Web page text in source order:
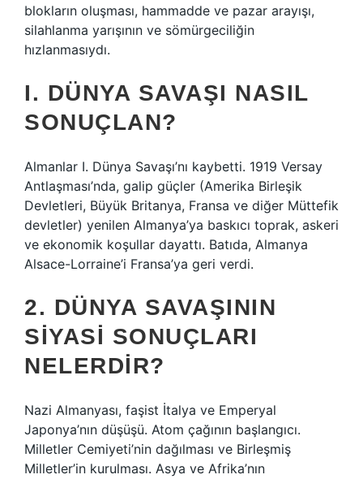
blokların oluşması, hammadde ve pazar arayışı,
silahlanma yarışının ve sömürgeciliğin
hızlanmasıydı.
I. DÜNYA SAVAŞI NASIL
SONUÇLAN?
Almanlar I. Dünya Savaşı’nı kaybetti. 1919 Versay
Antlaşması’nda, galip güçler (Amerika Birleşik
Devletleri, Büyük Britanya, Fransa ve diğer Müttefik
devletler) yenilen Almanya’ya baskıcı toprak, askeri
ve ekonomik koşullar dayattı. Batıda, Almanya
Alsace-Lorraine’i Fransa’ya geri verdi.
2. DÜNYA SAVAŞININ
SIYASI SONUÇLARI
NELERDIR?
Nazi Almanyası, faşist İtalya ve Emperyal
Japonya’nın düşüşü. Atom çağının başlangıcı.
Milletler Cemiyeti’nin dağılması ve Birleşmiş
Milletler’in kurulması. Asya ve Afrika’nın